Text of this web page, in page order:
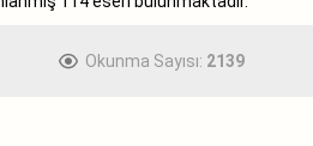
Okunma Sayısı: 2139